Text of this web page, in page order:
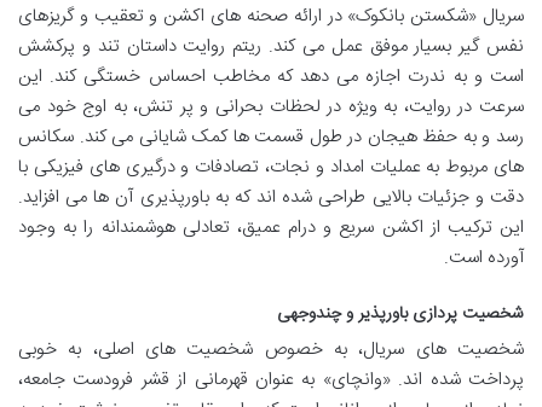
سریال «شکستن بانکوک» در ارائه صحنه های اکشن و تعقیب و گریزهای
نفس گیر بسیار موفق عمل می کند. ریتم روایت داستان تند و پرکشش
است و به ندرت اجازه می دهد که مخاطب احساس خستگی کند. این
سرعت در روایت، به ویژه در لحظات بحرانی و پر تنش، به اوج خود می
رسد و به حفظ هیجان در طول قسمت ها کمک شایانی می کند. سکانس
های مربوط به عملیات امداد و نجات، تصادفات و درگیری های فیزیکی با
دقت و جزئیات بالایی طراحی شده اند که به باورپذیری آن ها می افزاید.
این ترکیب از اکشن سریع و درام عمیق، تعادلی هوشمندانه را به وجود
آورده است.
شخصیت پردازی باورپذیر و چندوجهی
شخصیت های سریال، به خصوص شخصیت های اصلی، به خوبی
پرداخت شده اند. «وانچای» به عنوان قهرمانی از قشر فرودست جامعه،